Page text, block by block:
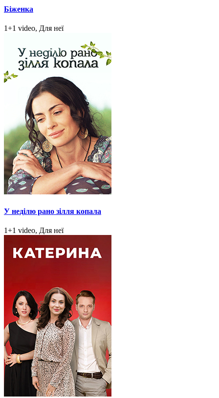
Біженка
1+1 video, Для неї
У неділю рано зілля копала
1+1 video, Для неї